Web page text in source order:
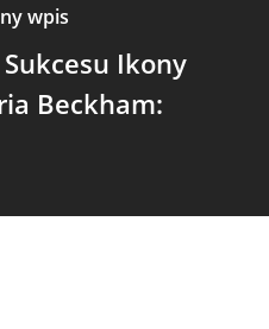
wpis
Ikony
Beckham: